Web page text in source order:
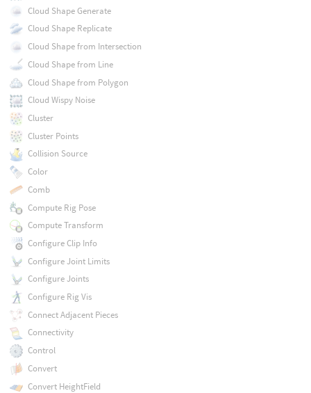
Cloud Shape Generate
Cloud Shape Replicate
Cloud Shape from Intersection
Cloud Shape from Line
Cloud Shape from Polygon
Cloud Wispy Noise
Cluster
Cluster Points
Collision Source
Color
Comb
Compute Rig Pose
Compute Transform
Configure Clip Info
Configure Joint Limits
Configure Joints
Configure Rig Vis
Connect Adjacent Pieces
Connectivity
Control
Convert
Convert HeightField